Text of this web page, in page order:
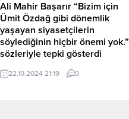
Ali Mahir Başarır “Bizim için
Ümit Özdağ gibi dönemlik
yaşayan siyasetçilerin
söylediğinin hiçbir önemi yok.”
sözleriyle tepki gösterdi
CHP Grup Başkanvekili Ali Mahir
Başarır, Zafer Partisi Genel Başkanı
22.10.2024 21:19 0